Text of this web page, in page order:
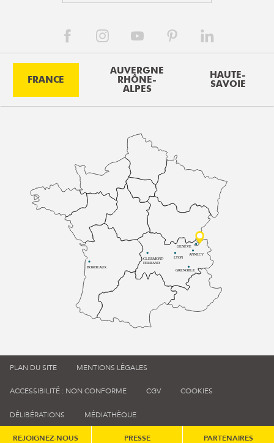
FRANCE
AUVERGNE
RHÔNE-
ALPES
HAUTE-
SAVOIE
BORDEAUX
CLERMONT-
FERRAND
LYON
ANNECY
GRENOBLE
GENÈVE
PLAN DU SITE MENTIONS LÉGALES
ACCESSIBILITÉ : NON CONFORME CGV COOKIES
DÉLIBÉRATIONS MÉDIATHÈQUE
REJOIGNEZ-NOUS PRESSE PARTENAIRES